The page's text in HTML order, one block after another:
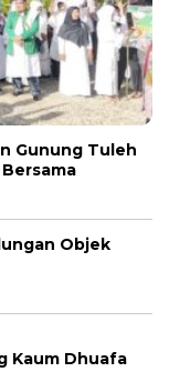
Gunung Tuleh
Objek
Kaum Dhuafa